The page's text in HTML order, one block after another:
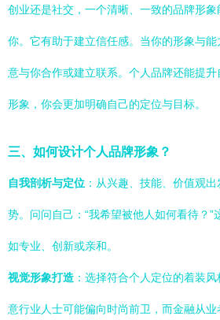
创业还是社交，一个清晰、一致的品牌形
你。它有助于建立信任感。当你的形象与
意与你合作或建立联系。个人品牌还能提
形象，你会更加明确自己的定位与目标。
三、如何设计个人品牌形象？
自我剖析与定位 ：从兴趣、技能、价值观
势。问问自己：“我希望被他人如何看待？”
如专业、创新或亲和。
视觉形象打造 ：选择符合个人定位的着装
意行业人士可能偏向时尚前卫，而金融从